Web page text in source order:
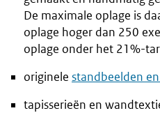
De maximale oplage is
oplage hoger dan 250
oplage onder het 21%-
originele standbeelden
tapisserieën en